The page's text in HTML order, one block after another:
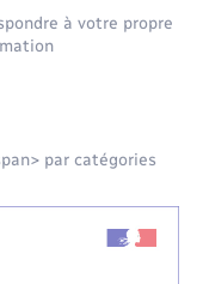
à votre propre
par catégories